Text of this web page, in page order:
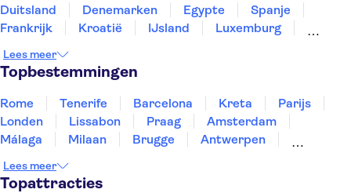
Duitsland
Denemarken Egypte
Spanje
Frankrijk
Kroatië IJsland
Luxemburg
Slovenië
Thailand
Lees meer
Topbestemmingen
Rome Tenerife Barcelona Kreta
Parijs
Londen
Lissabon Praag
Amsterdam
Málaga
Milaan Brugge
Antwerpen
Eindhoven
Lees meer
Topattracties